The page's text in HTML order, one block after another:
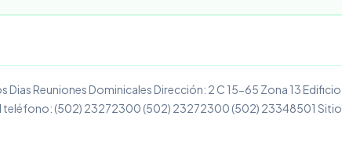
Dias Reuniones Dominicales Dirección: 2 C 15-65 Zona 13 Edificio
teléfono: (502) 23272300 (502) 23272300 (502) 23348501 Sitio